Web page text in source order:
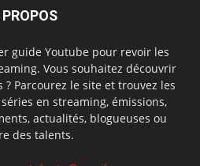
guide Youtube pour revoir les
Vous souhaitez découvrir
Parcourez le site et trouvez les
en streaming, émissions,
actualités, blogueuses ou
des talents.